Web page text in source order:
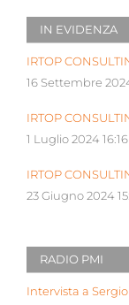
IN EVIDENZA
IRTOP
16 Settembre
IRTOP
1 Luglio 2024 16:16
IRTOP
23 Giugno 2024
RADIO PMI
Intervista a